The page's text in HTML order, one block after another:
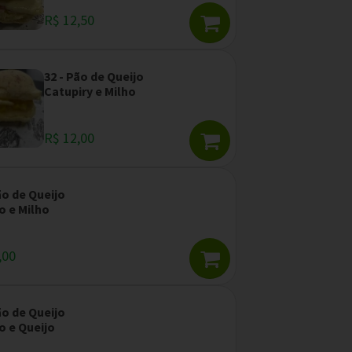
R$ 12,50
32 - Pão de Queijo
Catupiry e Milho
R$ 12,00
de Queijo
e Milho
de Queijo
e Queijo